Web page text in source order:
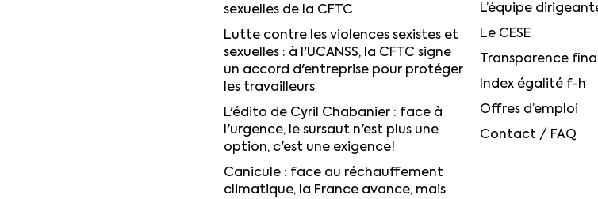
sexuelles de la CFTC
Lutte contre les violences sexistes et
sexuelles : à l'UCANSS, la CFTC signe
un accord d'entreprise pour protéger
les travailleurs
L'édito de Cyril Chabanier : face à
l'urgence, le sursaut n'est plus une
option, c'est une exigence!
Canicule : face au réchauffement
climatique, la France avance, mais
L’équipe
Le CESE
Transparence
Index égalité f-h
Offres d’emploi
Contact / FAQ